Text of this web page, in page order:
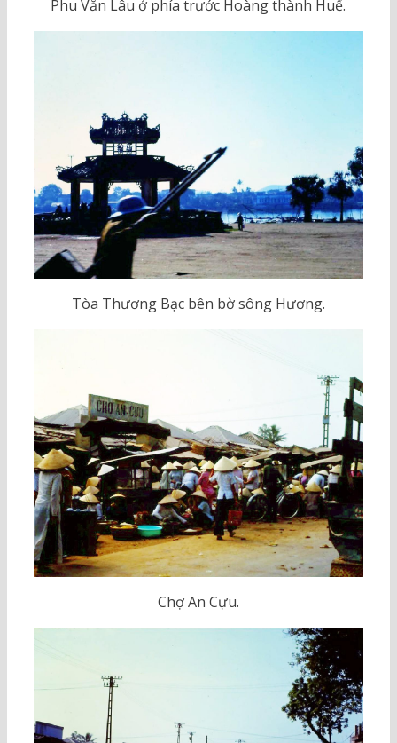
Phu Văn Lâu ở phía trước Hoàng thành Huế.
Tòa Thương Bạc bên bờ sông Hương.
Chợ An Cựu.